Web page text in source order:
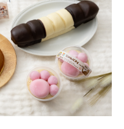
トショッピング